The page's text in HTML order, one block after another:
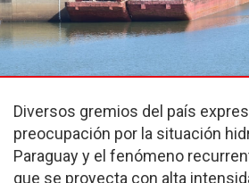
Diversos gremios del país
preocupación por la situación
Paraguay y el fenómeno
que se proyecta con alta